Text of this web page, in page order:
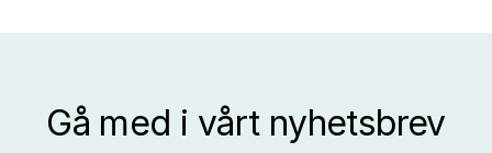
Gå med i vårt nyhetsbrev